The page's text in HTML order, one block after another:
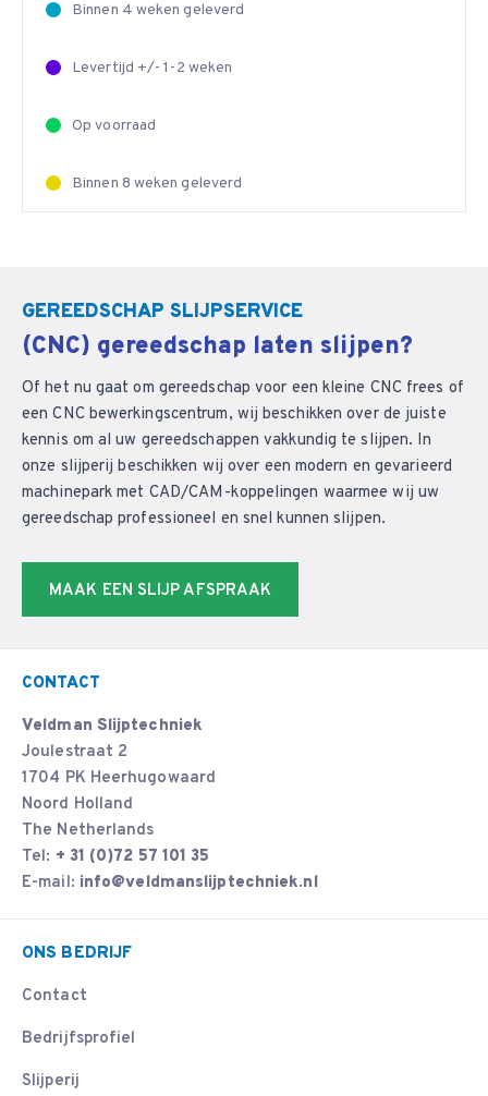
Binnen 4 weken geleverd
Levertijd +/- 1-2 weken
Op voorraad
Binnen 8 weken geleverd
GEREEDSCHAP SLIJPSERVICE
(CNC) gereedschap laten slijpen?
Of het nu gaat om gereedschap voor een kleine CNC frees of
een CNC bewerkingscentrum, wij beschikken over de juiste
kennis om al uw gereedschappen vakkundig te slijpen. In
onze slijperij beschikken wij over een modern en gevarieerd
machinepark met CAD/CAM-koppelingen waarmee wij uw
gereedschap professioneel en snel kunnen slijpen.
MAAK EEN SLIJP AFSPRAAK
CONTACT
Veldman Slijptechniek
Joulestraat 2
1704 PK Heerhugowaard
Noord Holland
The Netherlands
Tel: + 31 (0)72 57 101 35
E-mail: info@veldmanslijptechniek.nl
ONS BEDRIJF
Contact
Bedrijfsprofiel
Slijperij